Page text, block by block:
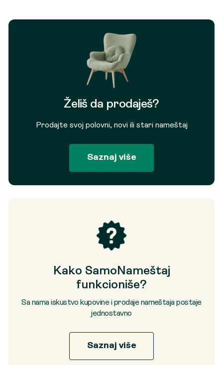
Želiš da prodaješ?
Prodajte svoj polovni, novi ili stari nameštaj
Saznaj više
Kako SamoNameštaj
funkcioniše?
Sa nama iskustvo kupovine i prodaje nameštaja postaje
jednostavno
Saznaj više